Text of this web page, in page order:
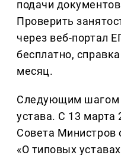
подачи
Проверить
через веб-портал
бесплатно,
месяц.
Следующим шагом
устава. С 13 марта
Совета Министров
«О типовых